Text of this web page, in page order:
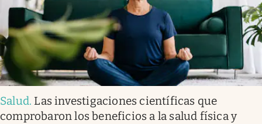
Salud. Las investigaciones científicas que
comprobaron los beneficios a la salud física y